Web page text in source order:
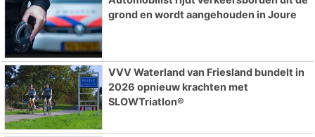
grond en wordt aangehouden in Joure
VVV Waterland van Friesland bundelt in
2026 opnieuw krachten met
SLOWTriatlon®